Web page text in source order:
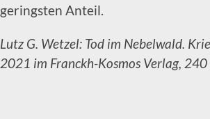
geringsten Anteil.
Lutz G. Wetzel: Tod im Nebelwald.
2021 im Franckh-Kosmos Verlag,